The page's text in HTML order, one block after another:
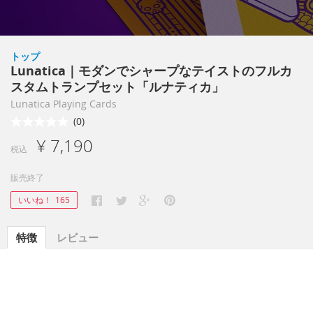
トップ
Lunatica｜モダンでシャープなテイストのフルカ
スタムトランプセット「ルナティカ」
Lunatica Playing Cards
(0)
税込 ¥ 7,190
販売終了
いいね！
165
特徴 レビュー